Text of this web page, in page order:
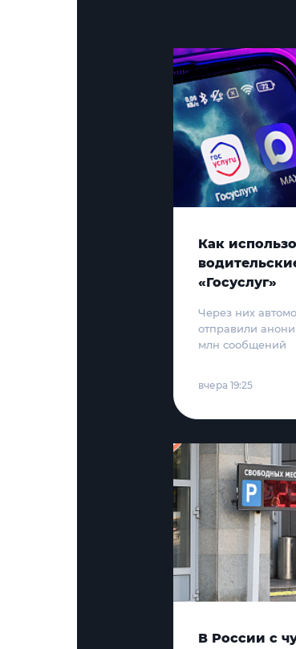
Как
«Госуслуг»
Через них
отправили
млн сообщений
вчера 19:25
В России с